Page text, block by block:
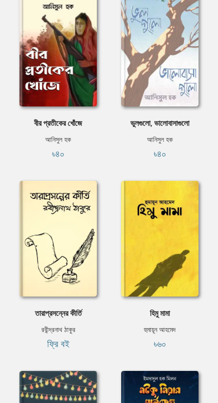
বীর প্রতীকের খোঁজে
আনিসুল হক
৳৪০
ভুলগুলো, ভালোবাসাগুলো
আনিসুল হক
৳৪০
তারাপ্রসন্নের কীর্তি
রবীন্দ্রনাথ ঠাকুর
ফ্রি বই
হিমু মামা
হুমায়ূন আহমেদ
৳৬০